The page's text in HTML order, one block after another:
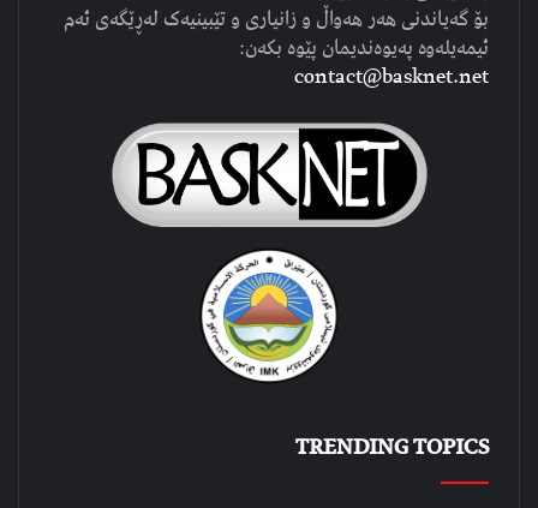
بۆ گەیاندنی هەر هەواڵ و زانیاری و تێبینیەک لەڕێگەی ئەم
ئیمەیلەوە پەیوەندیمان پێوە بکەن:
contact@basknet.net
TRENDING TOPICS